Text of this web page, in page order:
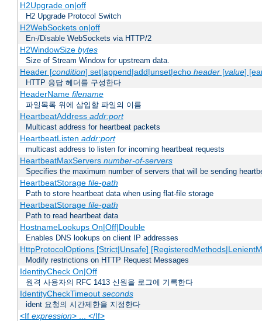
H2Upgrade on|off
H2 Upgrade Protocol Switch
H2WebSockets on|off
En-/Disable WebSockets via HTTP/2
H2WindowSize bytes
Size of Stream Window for upstream data.
Header [condition] set|append|add|unset|echo header[value]
HTTP 응답 헤더를 구성한다
HeaderName filename
파일목록 위에 삽입할 파일의 이름
HeartbeatAddress addr:port
Multicast address for heartbeat packets
HeartbeatListen addr:port
multicast address to listen for incoming heartbeat requests
HeartbeatMaxServers number-of-servers
Specifies the maximum number of servers that will be sending
HeartbeatStorage file-path
Path to store heartbeat data when using flat-file storage
HeartbeatStorage file-path
Path to read heartbeat data
HostnameLookups On|Off|Double
Enables DNS lookups on client IP addresses
HttpProtocolOptions [Strict|Unsafe]
Modify restrictions on HTTP Request Messages
IdentityCheck On|Off
원격 사용자의 RFC 1413 신원을 로그에 기록한다
IdentityCheckTimeout seconds
ident 요청의 시간제한을 지정한다
<If expression> ... </If>